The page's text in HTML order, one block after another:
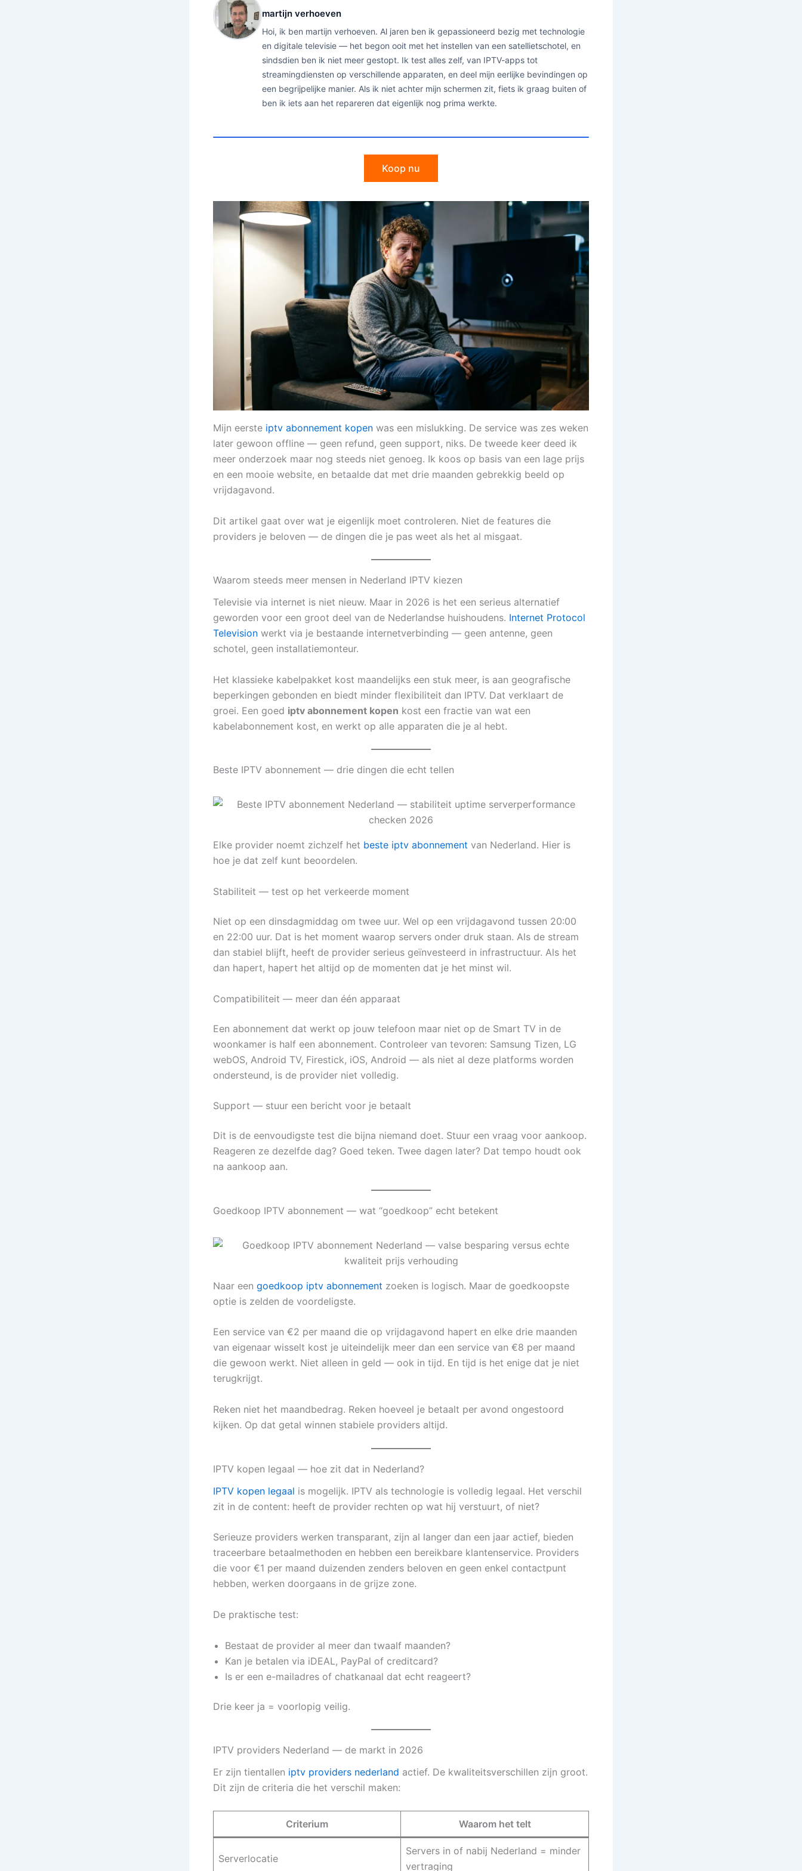
martijn verhoeven
Hoi, ik ben martijn verhoeven. Al jaren ben ik gepassioneerd bezig met technologie
en digitale televisie — het begon ooit met het instellen van een satellietschotel, en
sindsdien ben ik niet meer gestopt. Ik test alles zelf, van IPTV-apps tot
streamingdiensten op verschillende apparaten, en deel mijn eerlijke bevindingen op
een begrijpelijke manier. Als ik niet achter mijn schermen zit, fiets ik graag buiten of
ben ik iets aan het repareren dat eigenlijk nog prima werkte.
Koop nu
Mijn eerste iptv abonnement kopen was een mislukking. De service was zes weken
later gewoon offline — geen refund, geen support, niks. De tweede keer deed ik
meer onderzoek maar nog steeds niet genoeg. Ik koos op basis van een lage prijs
en een mooie website, en betaalde dat met drie maanden gebrekkig beeld op
vrijdagavond.
Dit artikel gaat over wat je eigenlijk moet controleren. Niet de features die
providers je beloven — de dingen die je pas weet als het al misgaat.
Waarom steeds meer mensen in Nederland IPTV kiezen
Televisie via internet is niet nieuw. Maar in 2026 is het een serieus alternatief
geworden voor een groot deel van de Nederlandse huishoudens. Internet Protocol
Television werkt via je bestaande internetverbinding — geen antenne, geen
schotel, geen installatiemonteur.
Het klassieke kabelpakket kost maandelijks een stuk meer, is aan geografische
beperkingen gebonden en biedt minder flexibiliteit dan IPTV. Dat verklaart de
groei. Een goed iptv abonnement kopen kost een fractie van wat een
kabelabonnement kost, en werkt op alle apparaten die je al hebt.
Beste IPTV abonnement — drie dingen die echt tellen
Elke provider noemt zichzelf het beste iptv abonnement van Nederland. Hier is
hoe je dat zelf kunt beoordelen.
Stabiliteit — test op het verkeerde moment
Niet op een dinsdagmiddag om twee uur. Wel op een vrijdagavond tussen 20:00
en 22:00 uur. Dat is het moment waarop servers onder druk staan. Als de stream
dan stabiel blijft, heeft de provider serieus geïnvesteerd in infrastructuur. Als het
dan hapert, hapert het altijd op de momenten dat je het minst wil.
Compatibiliteit — meer dan één apparaat
Een abonnement dat werkt op jouw telefoon maar niet op de Smart TV in de
woonkamer is half een abonnement. Controleer van tevoren: Samsung Tizen, LG
webOS, Android TV, Firestick, iOS, Android — als niet al deze platforms worden
ondersteund, is de provider niet volledig.
Support — stuur een bericht voor je betaalt
Dit is de eenvoudigste test die bijna niemand doet. Stuur een vraag voor aankoop.
Reageren ze dezelfde dag? Goed teken. Twee dagen later? Dat tempo houdt ook
na aankoop aan.
Goedkoop IPTV abonnement — wat “goedkoop” echt betekent
Naar een goedkoop iptv abonnement zoeken is logisch. Maar de goedkoopste
optie is zelden de voordeligste.
Een service van €2 per maand die op vrijdagavond hapert en elke drie maanden
van eigenaar wisselt kost je uiteindelijk meer dan een service van €8 per maand
die gewoon werkt. Niet alleen in geld — ook in tijd. En tijd is het enige dat je niet
terugkrijgt.
Reken niet het maandbedrag. Reken hoeveel je betaalt per avond ongestoord
kijken. Op dat getal winnen stabiele providers altijd.
IPTV kopen legaal — hoe zit dat in Nederland?
IPTV kopen legaal is mogelijk. IPTV als technologie is volledig legaal. Het verschil
zit in de content: heeft de provider rechten op wat hij verstuurt, of niet?
Serieuze providers werken transparant, zijn al langer dan een jaar actief, bieden
traceerbare betaalmethoden en hebben een bereikbare klantenservice. Providers
die voor €1 per maand duizenden zenders beloven en geen enkel contactpunt
hebben, werken doorgaans in de grijze zone.
De praktische test:
Bestaat de provider al meer dan twaalf maanden?
Kan je betalen via iDEAL, PayPal of creditcard?
Is er een e-mailadres of chatkanaal dat echt reageert?
Drie keer ja = voorlopig veilig.
IPTV providers Nederland — de markt in 2026
Er zijn tientallen iptv providers nederland actief. De kwaliteitsverschillen zijn groot.
Dit zijn de criteria die het verschil maken:
Criterium Waarom het telt
Serverlocatie
Servers in of nabij Nederland = minder
vertraging